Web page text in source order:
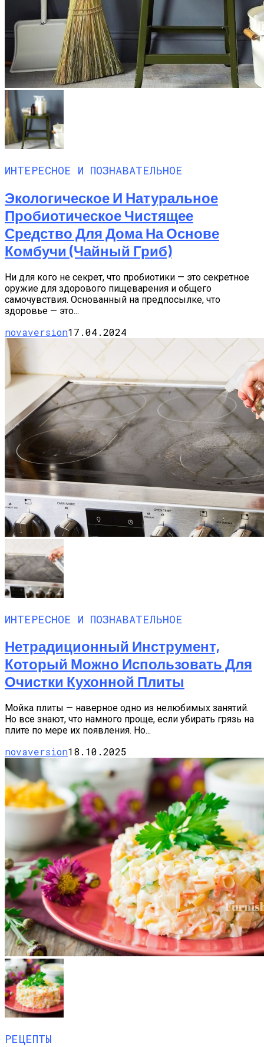
ИНТЕРЕСНОЕ И ПОЗНАВАТЕЛЬНОЕ
Экологическое И Натуральное
Пробиотическое Чистящее
Средство Для Дома На Основе
Комбучи (чайный Гриб)
Ни для кого не секрет, что пробиотики — это секретное
оружие для здорового пищеварения и общего
самочувствия. Основанный на предпосылке, что
здоровье — это...
novaversion17.04.2024
ИНТЕРЕСНОЕ И ПОЗНАВАТЕЛЬНОЕ
Нетрадиционный Инструмент,
Который Можно Использовать Для
Очистки Кухонной Плиты
Мойка плиты — наверное одно из нелюбимых занятий.
Но все знают, что намного проще, если убирать грязь на
плите по мере их появления. Но...
novaversion18.10.2025
РЕЦЕПТЫ